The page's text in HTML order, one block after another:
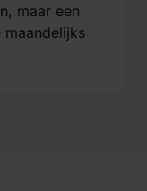
maar een